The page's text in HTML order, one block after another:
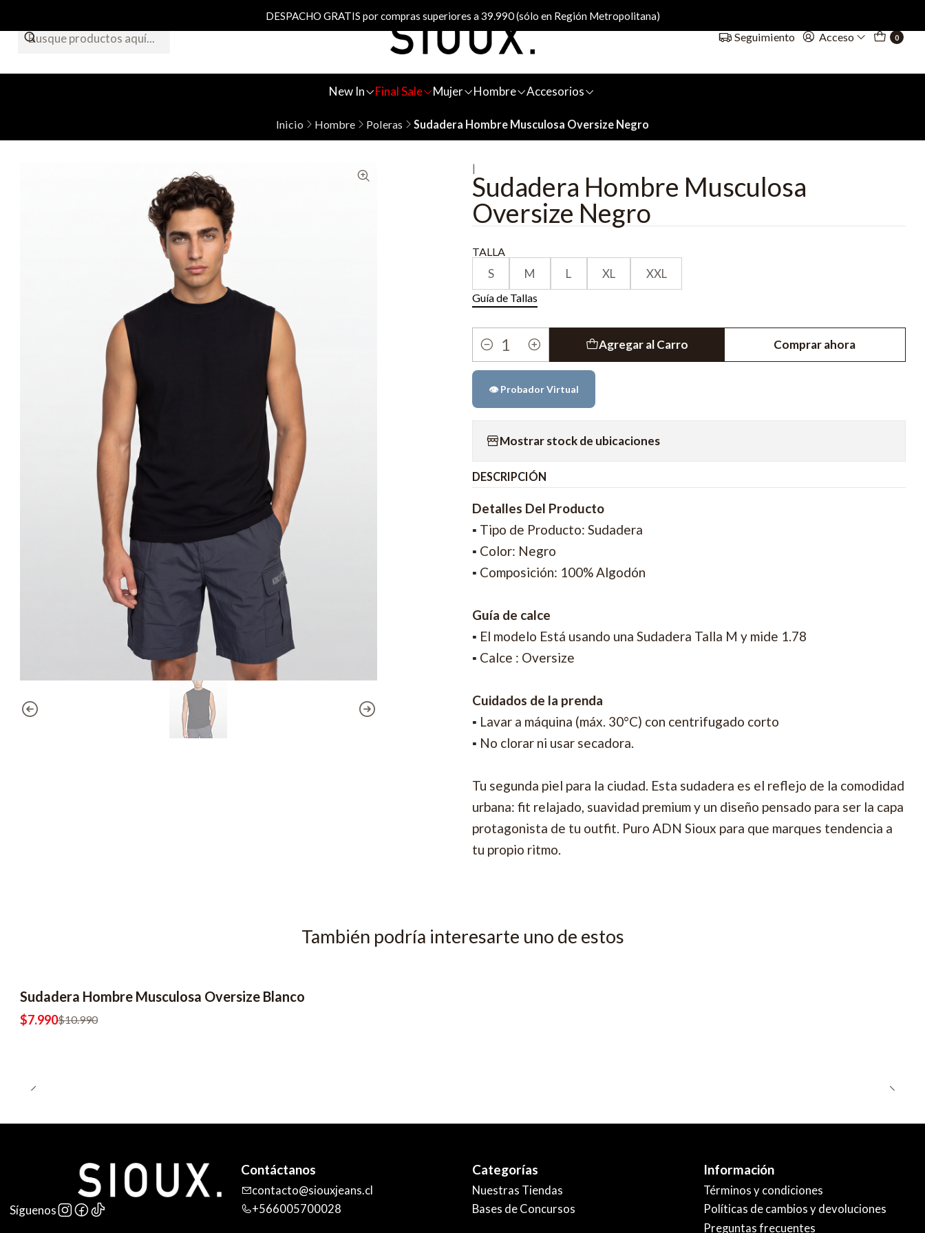
Seguimiento Acceso 0
New In Final Sale Mujer Hombre Accesorios
DESPACHO GRATIS por compras superiores a 39.990 (sólo en Región Metropolitana)
Inicio Hombre Poleras Sudadera Hombre Musculosa Oversize Negro
|
Sudadera Hombre Musculosa
Oversize Negro
TALLA
S M L XL XXL
Guía de Tallas
Cantidad
Agregar al Carro Comprar ahora
👁️ Probador Virtual
Mostrar stock de ubicaciones
DESCRIPCIÓN
Detalles Del Producto
▪ Tipo de Producto: Sudadera
▪ Color: Negro
▪ Composición: 100% Algodón
Guía de calce
▪ El modelo Está usando una Sudadera Talla M y mide 1.78
▪ Calce : Oversize
Cuidados de la prenda
▪ Lavar a máquina (máx. 30°C) con centrifugado corto
▪ No clorar ni usar secadora.
Tu segunda piel para la ciudad. Esta sudadera es el reflejo de la comodidad
urbana: fit relajado, suavidad premium y un diseño pensado para ser la capa
protagonista de tu outfit. Puro ADN Sioux para que marques tendencia a
tu propio ritmo.
También podría interesarte uno de estos
Sudadera Hombre Musculosa Oversize Blanco
$7.990$10.990
Síguenos
Contáctanos
contacto@siouxjeans.cl
+566005700028
Categorías
Nuestras Tiendas
Bases de Concursos
Información
Términos y condiciones
Políticas de cambios y devoluciones
Preguntas frecuentes